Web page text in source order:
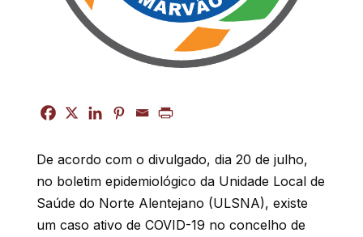
De acordo com o divulgado, dia 20 de julho,
no boletim epidemiológico da Unidade Local de
Saúde do Norte Alentejano (ULSNA), existe
um caso ativo de COVID-19 no concelho de